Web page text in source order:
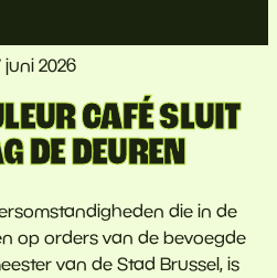
juni 2026
CAFÉ SLUIT
DE DEUREN
die in de
op orders van de bevoegde
van de Stad Brussel, is